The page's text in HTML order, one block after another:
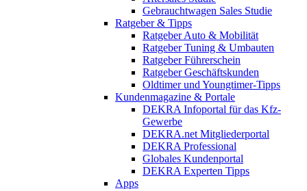
Gebrauchtwagen Sales Studie
Ratgeber & Tipps
Ratgeber Auto & Mobilität
Ratgeber Tuning & Umbauten
Ratgeber Führerschein
Ratgeber Geschäftskunden
Oldtimer und Youngtimer-Tipps
Kundenmagazine & Portale
DEKRA Infoportal für das Kfz-
Gewerbe
DEKRA.net Mitgliederportal
DEKRA Professional
Globales Kundenportal
DEKRA Experten Tipps
Apps